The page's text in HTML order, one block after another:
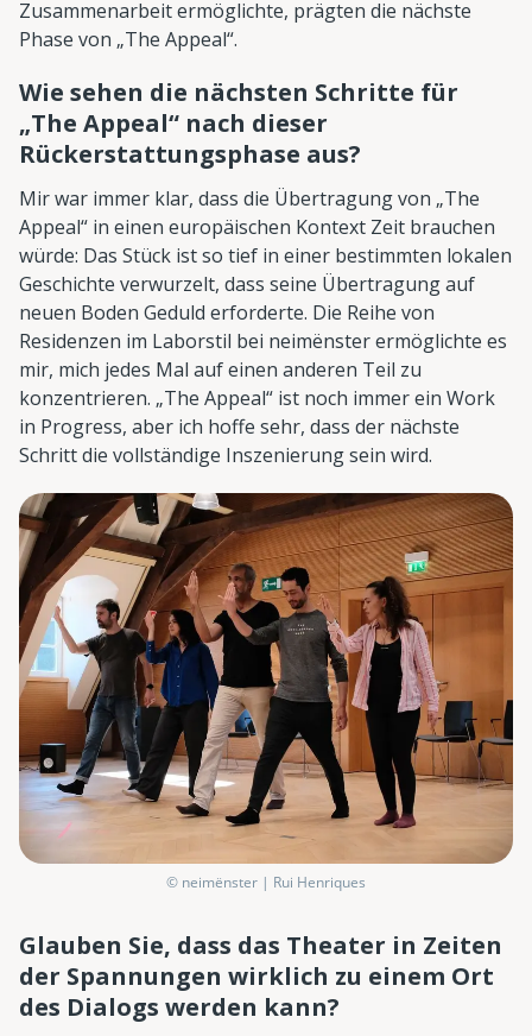
Zusammenarbeit ermöglichte, prägten die nächste
Phase von „The Appeal“.
Wie sehen die nächsten Schritte für
„The Appeal“ nach dieser
Rückerstattungsphase aus?
Mir war immer klar, dass die Übertragung von „The
Appeal“ in einen europäischen Kontext Zeit brauchen
würde: Das Stück ist so tief in einer bestimmten lokalen
Geschichte verwurzelt, dass seine Übertragung auf
neuen Boden Geduld erforderte. Die Reihe von
Residenzen im Laborstil bei neimënster ermöglichte es
mir, mich jedes Mal auf einen anderen Teil zu
konzentrieren. „The Appeal“ ist noch immer ein Work
in Progress, aber ich hoffe sehr, dass der nächste
Schritt die vollständige Inszenierung sein wird.
© neimënster | Rui Henriques
Glauben Sie, dass das Theater in Zeiten
der Spannungen wirklich zu einem Ort
des Dialogs werden kann?